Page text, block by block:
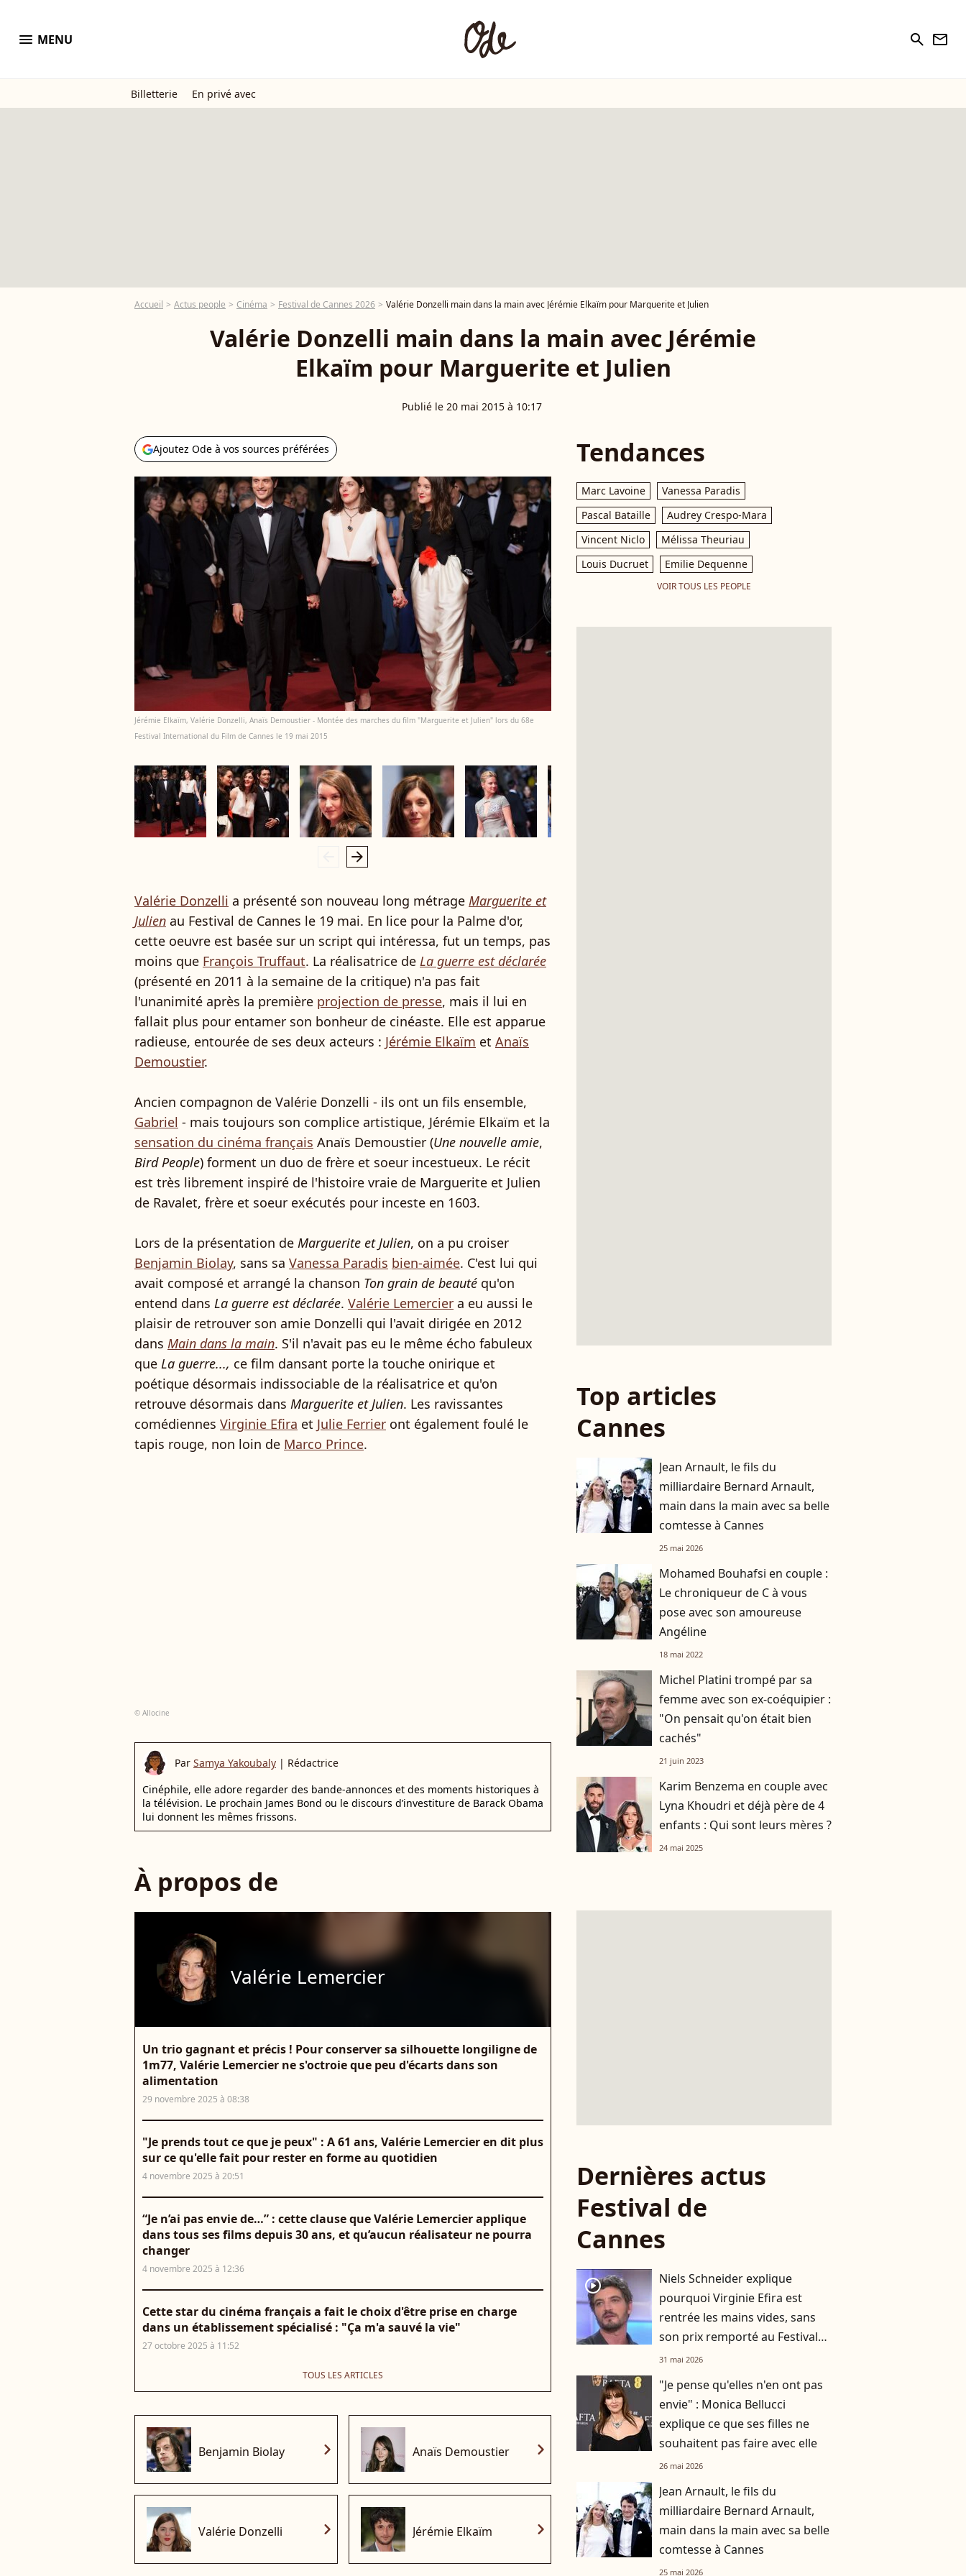
menu MENU search newsletter
Billetterie En privé avec
Accueil Actus people Cinéma Festival de Cannes 2026 Valérie Donzelli main dans la main avec Jérémie Elkaïm pour Marguerite et Julien
Valérie Donzelli main dans la main avec Jérémie
Elkaïm pour Marguerite et Julien
Publié le 20 mai 2015 à 10:17
Ajoutez Ode à vos sources préférées
Jérémie Elkaïm, Valérie Donzelli, Anaïs Demoustier - Montée des marches du film "Marguerite et Julien" lors du 68e
Festival International du Film de Cannes le 19 mai 2015
arrow_right
Valérie Donzelli a présenté son nouveau long métrage Marguerite et
Julien au Festival de Cannes le 19 mai. En lice pour la Palme d'or,
cette oeuvre est basée sur un script qui intéressa, fut un temps, pas
moins que François Truffaut. La réalisatrice de La guerre est déclarée
(présenté en 2011 à la semaine de la critique) n'a pas fait
l'unanimité après la première projection de presse, mais il lui en
fallait plus pour entamer son bonheur de cinéaste. Elle est apparue
radieuse, entourée de ses deux acteurs : Jérémie Elkaïm et Anaïs
Demoustier.
Ancien compagnon de Valérie Donzelli - ils ont un fils ensemble,
Gabriel - mais toujours son complice artistique, Jérémie Elkaïm et la
sensation du cinéma français Anaïs Demoustier (Une nouvelle amie,
Bird People) forment un duo de frère et soeur incestueux. Le récit
est très librement inspiré de l'histoire vraie de Marguerite et Julien
de Ravalet, frère et soeur exécutés pour inceste en 1603.
Lors de la présentation de Marguerite et Julien, on a pu croiser
Benjamin Biolay, sans sa Vanessa Paradis bien-aimée. C'est lui qui
avait composé et arrangé la chanson Ton grain de beauté qu'on
entend dans La guerre est déclarée. Valérie Lemercier a eu aussi le
plaisir de retrouver son amie Donzelli qui l'avait dirigée en 2012
dans Main dans la main. S'il n'avait pas eu le même écho fabuleux
que La guerre..., ce film dansant porte la touche onirique et
poétique désormais indissociable de la réalisatrice et qu'on
retrouve désormais dans Marguerite et Julien. Les ravissantes
comédiennes Virginie Efira et Julie Ferrier ont également foulé le
tapis rouge, non loin de Marco Prince.
© Allocine
Par Samya Yakoubaly | Rédactrice
Cinéphile, elle adore regarder des bande-annonces et des moments historiques à
la télévision. Le prochain James Bond ou le discours d’investiture de Barack Obama
lui donnent les mêmes frissons.
À propos de
Valérie Lemercier
Un trio gagnant et précis ! Pour conserver sa silhouette longiligne de
1m77, Valérie Lemercier ne s'octroie que peu d'écarts dans son
alimentation
29 novembre 2025 à 08:38
"Je prends tout ce que je peux" : A 61 ans, Valérie Lemercier en dit plus
sur ce qu'elle fait pour rester en forme au quotidien
4 novembre 2025 à 20:51
“Je n’ai pas envie de…” : cette clause que Valérie Lemercier applique
dans tous ses films depuis 30 ans, et qu’aucun réalisateur ne pourra
changer
4 novembre 2025 à 12:36
Cette star du cinéma français a fait le choix d'être prise en charge
dans un établissement spécialisé : "Ça m'a sauvé la vie"
27 octobre 2025 à 11:52
TOUS LES ARTICLES
Benjamin Biolay chevron_right Anaïs Demoustier chevron_right
Valérie Donzelli chevron_right Jérémie Elkaïm chevron_right
Tendances
Marc Lavoine
Vanessa Paradis
Pascal Bataille
Audrey Crespo-Mara
Vincent Niclo
Mélissa Theuriau
Louis Ducruet
Emilie Dequenne
VOIR TOUS LES PEOPLE
Top articles
Cannes
Jean Arnault, le fils du
milliardaire Bernard Arnault,
main dans la main avec sa belle
comtesse à Cannes
25 mai 2026
Mohamed Bouhafsi en couple :
Le chroniqueur de C à vous
pose avec son amoureuse
Angéline
18 mai 2022
Michel Platini trompé par sa
femme avec son ex-coéquipier :
"On pensait qu'on était bien
cachés"
21 juin 2023
Karim Benzema en couple avec
Lyna Khoudri et déjà père de 4
enfants : Qui sont leurs mères ?
24 mai 2025
Dernières actus
Festival de
Cannes
player2
Niels Schneider explique
pourquoi Virginie Efira est
rentrée les mains vides, sans
son prix remporté au Festival
de Cannes
31 mai 2026
"Je pense qu'elles n'en ont pas
envie" : Monica Bellucci
explique ce que ses filles ne
souhaitent pas faire avec elle
26 mai 2026
Jean Arnault, le fils du
milliardaire Bernard Arnault,
main dans la main avec sa belle
comtesse à Cannes
25 mai 2026